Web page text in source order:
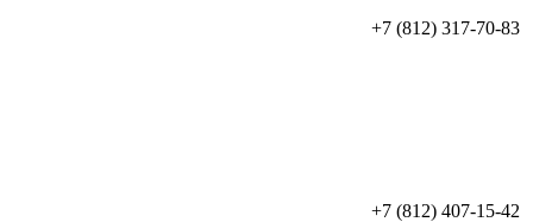
+7 (812) 317-70-83
+7 (812) 407-15-42